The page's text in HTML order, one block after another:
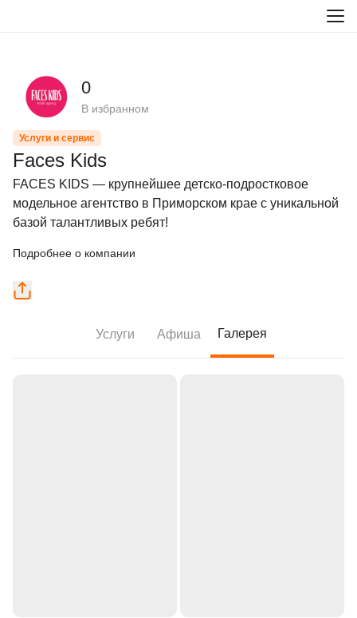
0
В избранном
Услуги и сервис
Faces Kids
FACES KIDS — крупнейшее детско-подростковое
модельное агентство в Приморском крае с уникальной
базой талантливых ребят!
Подробнее о компании
Услуги Афиша Галерея